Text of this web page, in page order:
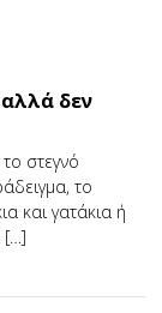
δεν
στεγνό
το
και γατάκια ή
[…]